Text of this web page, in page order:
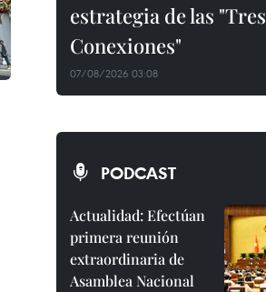
estrategia de las "Tres
Conexiones"
07/08/2026 03:08
PODCAST
Actualidad: Efectúan
primera reunión
extraordinaria de
Asamblea Nacional